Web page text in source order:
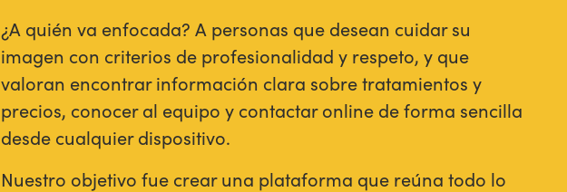
¿A quién va enfocada? A personas que desean cuidar su
imagen con criterios de profesionalidad y respeto, y que
valoran encontrar información clara sobre tratamientos y
precios, conocer al equipo y contactar online de forma sencilla
desde cualquier dispositivo.
Nuestro objetivo fue crear una plataforma que reúna todo lo